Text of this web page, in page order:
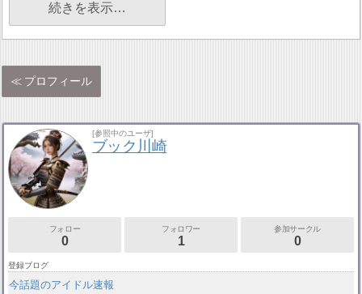
続きを表示…
プロフィール
[参照中のユーザ]
ブック川崎
フォロー
0
フォロワー
1
参加サークル
0
登録ブログ
今話題のアイドル速報